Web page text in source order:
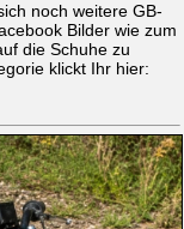
noch weitere GB-
Bilder wie zum
die Schuhe zu
klickt Ihr hier: